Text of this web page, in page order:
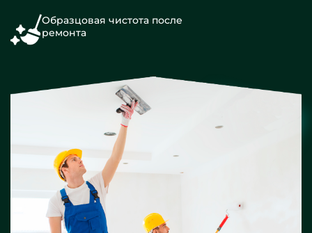
Образцовая чистота после
ремонта